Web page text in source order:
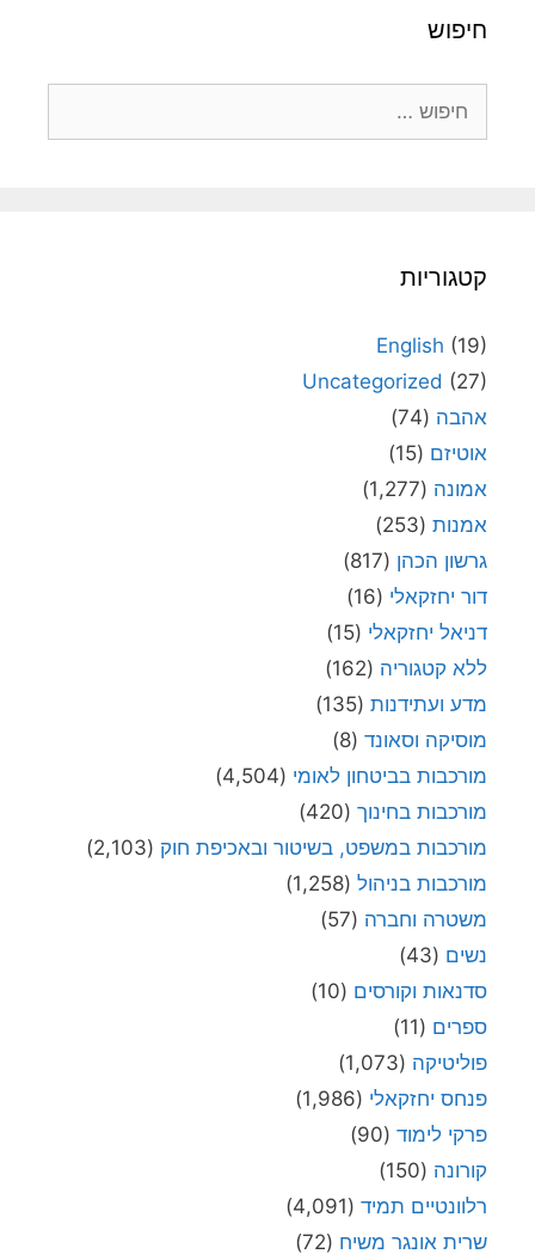
חיפוש
קטגוריות
English (19)
Uncategorized (27)
אהבה (74)
אוטיזם (15)
אמונה (1,277)
אמנות (253)
גרשון הכהן (817)
דור יחזקאלי (16)
דניאל יחזקאלי (15)
ללא קטגוריה (162)
מדע ועתידנות (135)
מוסיקה וסאונד (8)
מורכבות בביטחון לאומי (4,504)
מורכבות בחינוך (420)
מורכבות במשפט, בשיטור ובאכיפת חוק (2,103)
מורכבות בניהול (1,258)
משטרה וחברה (57)
נשים (43)
סדנאות וקורסים (10)
ספרים (11)
פוליטיקה (1,073)
פנחס יחזקאלי (1,986)
פרקי לימוד (90)
קורונה (150)
רלוונטיים תמיד (4,091)
שרית אונגר משיח (72)